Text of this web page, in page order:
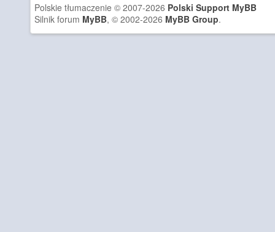
Polskie tłumaczenie © 2007-2026 Polski Support MyBB
Silnik forum MyBB, © 2002-2026 MyBB Group.